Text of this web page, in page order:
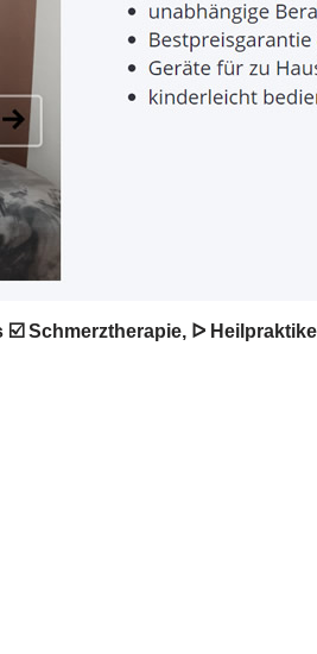
Schmerztherapie, ᐅ